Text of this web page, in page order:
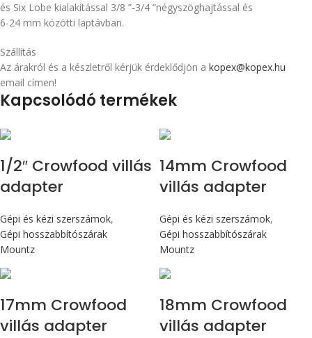
és Six Lobe kialakítással 3/8 ”-3/4 ”négyszöghajtással és
6-24 mm közötti laptávban.
Szállítás
Az árakról és a készletről kérjük érdeklődjön a kopex@kopex.hu
email címen!
Kapcsolódó termékek
1/2″ Crowfood villás
adapter
Gépi és kézi szerszámok,
Gépi hosszabbítószárak
Mountz
14mm Crowfood
villás adapter
Gépi és kézi szerszámok,
Gépi hosszabbítószárak
Mountz
17mm Crowfood
villás adapter
18mm Crowfood
villás adapter